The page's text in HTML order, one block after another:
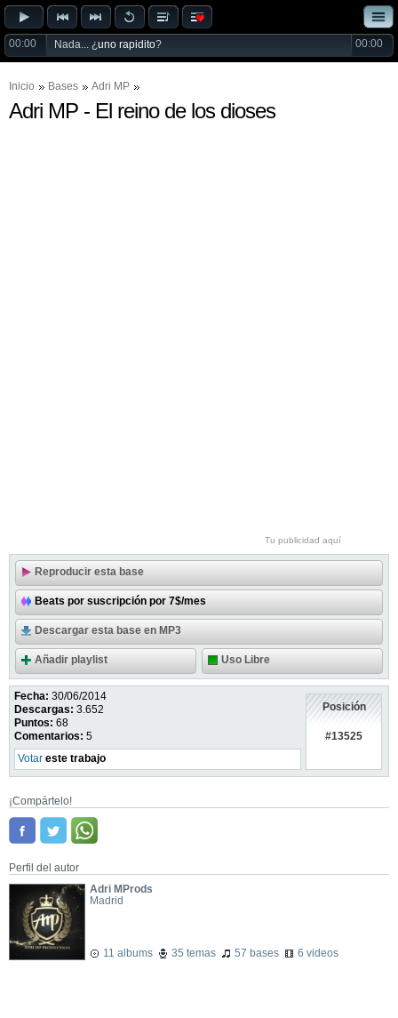
00:00 Nada... ¿uno rapidito? 00:00
Inicio Bases Adri MP
Adri MP - El reino de los dioses
Tu publicidad aquí
Reproducir esta base
Beats por suscripción por 7$/mes
Descargar esta base en MP3
Añadir playlist Uso Libre
Fecha: 30/06/2014
Descargas: 3.652
Puntos: 68
Comentarios: 5
Votar este trabajo
Posición
#13525
¡Compártelo!
Perfil del autor
Adri MProds
Madrid
11 albums 35 temas 57 bases 6 videos